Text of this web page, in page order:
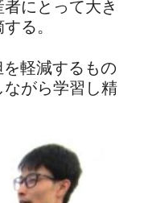
にとって大き
る。
軽減するもの
がら学習し精